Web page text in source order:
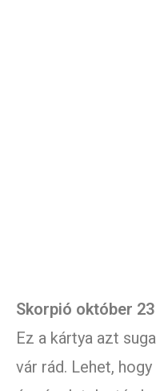
Skorpió október
Ez a kártya azt
vár rád. Lehet,